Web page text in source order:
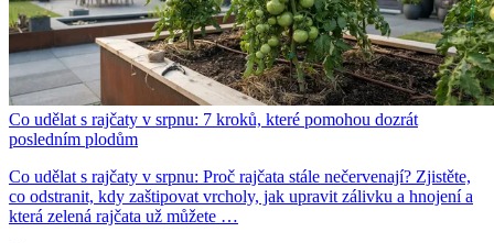
Co udělat s rajčaty v srpnu: 7 kroků, které pomohou dozrát
posledním plodům
Co udělat s rajčaty v srpnu: Proč rajčata stále nečervenají? Zjistěte,
co odstranit, kdy zaštipovat vrcholy, jak upravit zálivku a hnojení a
která zelená rajčata už můžete …